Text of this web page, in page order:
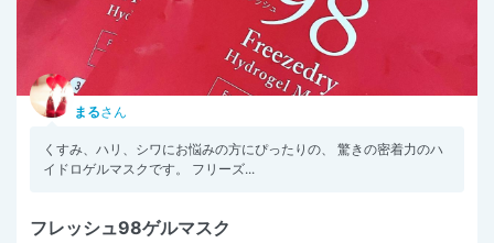
まるさん
くすみ、ハリ、シワにお悩みの方にぴったりの、 驚きの密着力のハ
イドロゲルマスクです。 フリーズ...
フレッシュ98ゲルマスク